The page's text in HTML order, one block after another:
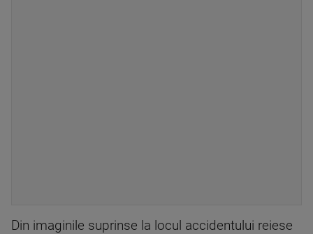
Din imaginile suprinse la locul accidentului reiese